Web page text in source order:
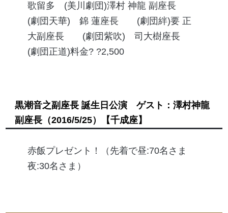
歌留多 (美川劇団)澤村 神龍 副座長
(劇団天華) 錦 蓮座長 (劇団絆)要 正
大副座長 (劇団紫吹) 司大樹座長
(劇団正道)料金? ?2,500
黒潮音之副座長 誕生日公演 ゲスト：澤村神龍
副座長（2016/5/25） 【千成座】
赤飯プレゼント！（先着で昼:70名さま
夜:30名さま）